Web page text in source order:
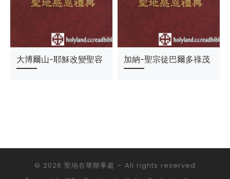
大博爾山-耶穌改變聖容 加納-聖宗徒巴爾多祿茂
© 2026 聖地在華辦事處 – All rights reserved